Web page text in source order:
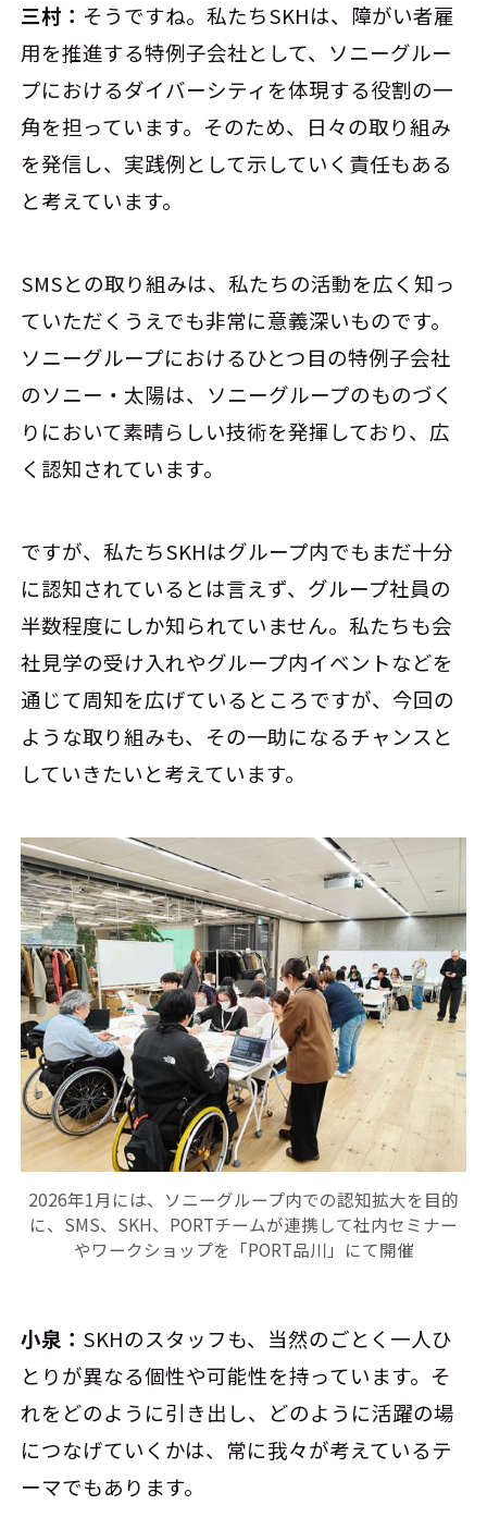
三村： そうですね。私たちSKHは、障がい者雇
用を推進する特例子会社として、ソニーグルー
プにおけるダイバーシティを体現する役割の一
角を担っています。そのため、日々の取り組み
を発信し、実践例として示していく責任もある
と考えています。
SMSとの取り組みは、私たちの活動を広く知っ
ていただくうえでも非常に意義深いものです。
ソニーグループにおけるひとつ目の特例子会社
のソニー・太陽は、ソニーグループのものづく
りにおいて素晴らしい技術を発揮しており、広
く認知されています。
ですが、私たちSKHはグループ内でもまだ十分
に認知されているとは言えず、グループ社員の
半数程度にしか知られていません。私たちも会
社見学の受け入れやグループ内イベントなどを
通じて周知を広げているところですが、今回の
ような取り組みも、その一助になるチャンスと
していきたいと考えています。
2026年1月には、ソニーグループ内での認知拡大を目的
に、SMS、SKH、PORTチームが連携して社内セミナー
やワークショップを「PORT品川」にて開催
小泉： SKHのスタッフも、当然のごとく一人ひ
とりが異なる個性や可能性を持っています。そ
れをどのように引き出し、どのように活躍の場
につなげていくかは、常に我々が考えているテ
ーマでもあります。